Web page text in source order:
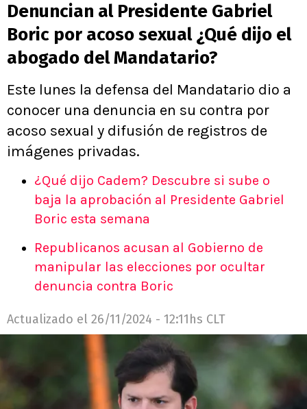
Denuncian al Presidente Gabriel
Boric por acoso sexual ¿Qué dijo el
abogado del Mandatario?
Este lunes la defensa del Mandatario dio a
conocer una denuncia en su contra por
acoso sexual y difusión de registros de
imágenes privadas.
¿Qué dijo Cadem? Descubre si sube o
baja la aprobación al Presidente Gabriel
Boric esta semana
Republicanos acusan al Gobierno de
manipular las elecciones por ocultar
denuncia contra Boric
Actualizado el 26/11/2024 - 12:11hs CLT